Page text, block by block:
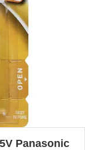
Panasonic